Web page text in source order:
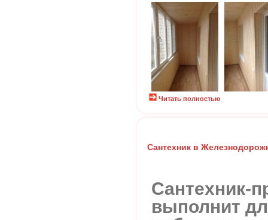
Читать полностью
Сантехник в
Сантехник-
выполнит